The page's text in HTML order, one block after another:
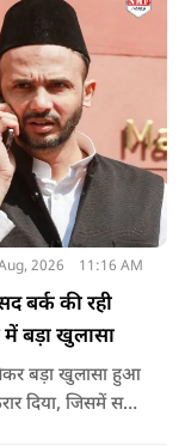
बजट पास न हो,
बाधित किया और
2026 11:16 AM
बर्क की रही
में बड़ा खुलासा
बड़ा खुलासा हुआ
दिया, जिसमें सपा